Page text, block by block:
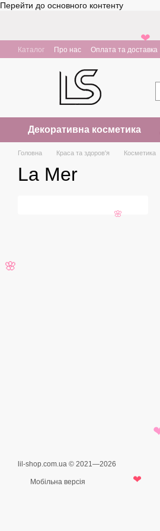
Перейти до основного контенту
Каталог Про нас Оплата та доставка
Декоративна косметика
Головна Краса та здоров'я Косметика
La Mer
lil-shop.com.ua © 2021—2026
Мобільна версія
❤
❤
🌸
🌸
❤